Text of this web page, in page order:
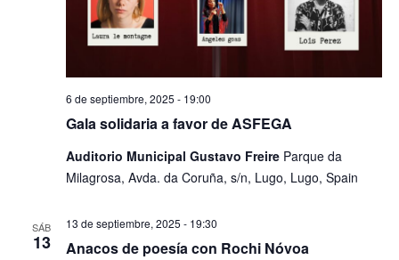
Gala solidaria a favor de ASFEGA
6 de septiembre, 2025 - 19:00
​Auditorio Municipal Gustavo Freire Parque da
Milagrosa, Avda. da Coruña, s/n, Lugo, Lugo, Spain
SÁB
13 Anacos de poesía con Rochi Nóvoa
13 de septiembre, 2025 - 19:30